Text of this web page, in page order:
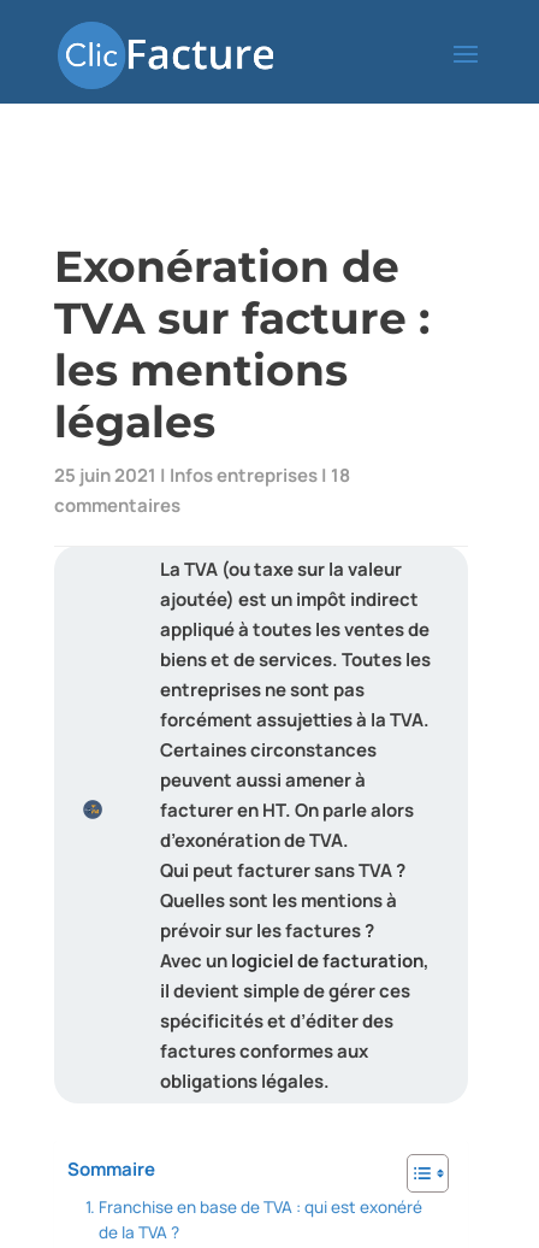
Exonération de
TVA sur facture :
les mentions
légales
25 juin 2021 | Infos entreprises| 18
commentaires
La TVA (ou taxe sur la valeur
ajoutée) est un impôt indirect
appliqué à toutes les ventes de
biens et de services. Toutes les
entreprises ne sont pas
forcément assujetties à la TVA.
Certaines circonstances
peuvent aussi amener à
facturer en HT. On parle alors
d’exonération de TVA.
Qui peut facturer sans TVA ?
Quelles sont les mentions à
prévoir sur les factures ?
Avec unlogiciel de facturation,
il devient simple de gérer ces
spécificités et d’éditer des
factures conformes aux
obligations légales.
Sommaire
Franchise en base de TVA : qui est exonéré
de la TVA ?